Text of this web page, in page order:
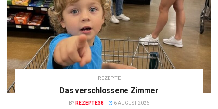
REZEPTE
Das verschlossene Zimmer
BY REZEPTE38 6 AUGUST 2026